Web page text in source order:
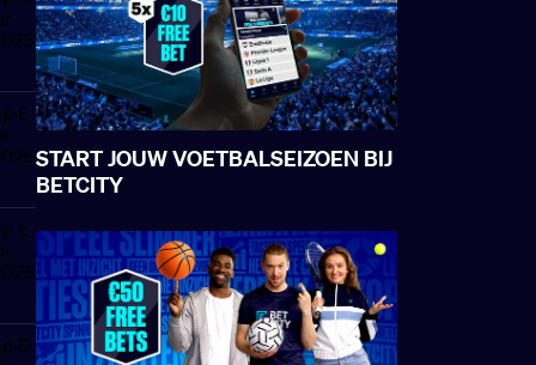
START JOUW VOETBALSEIZOEN BIJ
BETCITY